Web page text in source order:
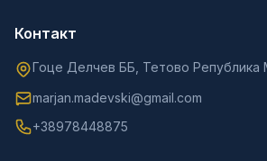
Контакт
Гоце Делчев ББ, Тетово Република
marjan.madevski@gmail.com
+38978448875